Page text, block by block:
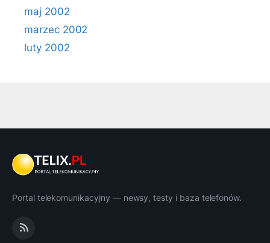
maj 2002
marzec 2002
luty 2002
Portal telekomunikacyjny — newsy, testy i baza telefonów.